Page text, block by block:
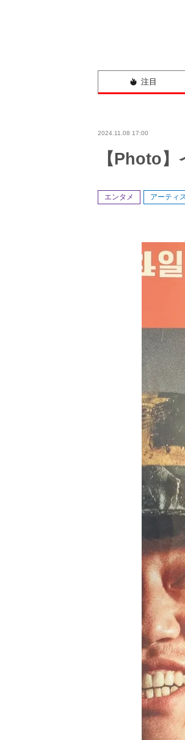
注目
2024.11.08 17:00
【Photo
エンタメ アーティ